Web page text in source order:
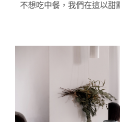
不想吃中餐，我們在這以甜